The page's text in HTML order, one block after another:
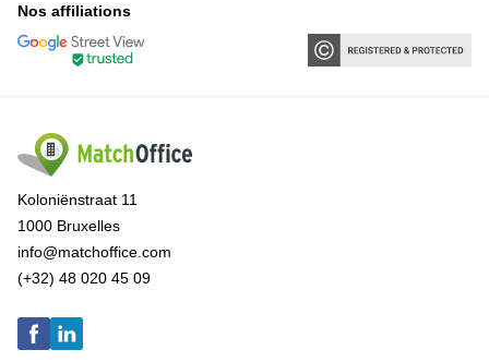
Nos affiliations
Koloniënstraat 11
1000 Bruxelles
info@matchoffice.com
(+32) 48 020 45 09